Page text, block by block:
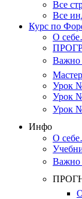
Все
Все
Курс по
О
Важно
Урок
Урок
Урок
Инфо
О
Важно